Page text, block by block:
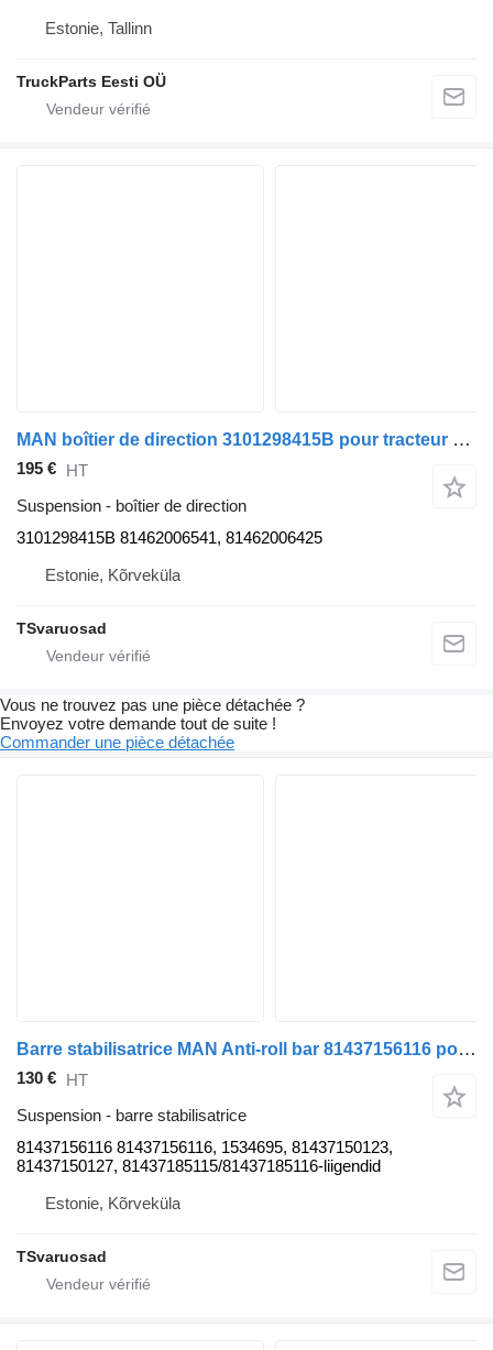
Estonie, Tallinn
TruckParts Eesti OÜ
MAN boîtier de direction 3101298415B pour tracteur routier MAN TGA
195 € HT
Suspension - boîtier de direction
3101298415B 81462006541, 81462006425
Estonie, Kõrveküla
TSvaruosad
Vous ne trouvez pas une pièce détachée ?
Envoyez votre demande tout de suite !
Commander une pièce détachée
Barre stabilisatrice MAN Anti-roll bar 81437156116 pour tracteur routier MAN TGA
130 € HT
Suspension - barre stabilisatrice
81437156116 81437156116, 1534695, 81437150123,
81437150127, 81437185115/81437185116-liigendid
Estonie, Kõrveküla
TSvaruosad